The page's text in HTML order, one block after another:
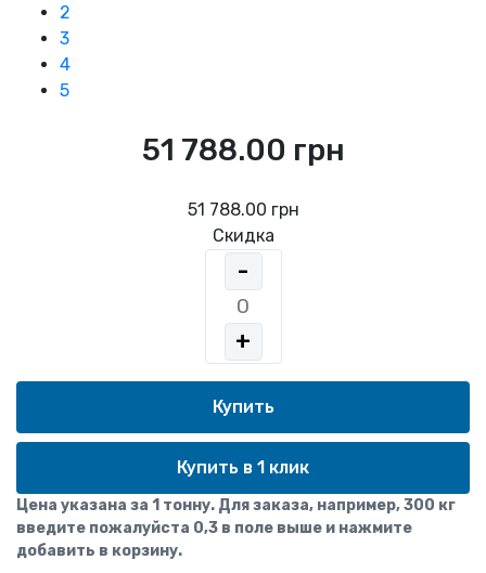
2
3
4
5
51 788.00 грн
51 788.00 грн
Скидка
-
+
Купить в 1 клик
Цена указана за 1 тонну. Для заказа, например, 300 кг
введите пожалуйста 0,3 в поле выше и нажмите
добавить в корзину.